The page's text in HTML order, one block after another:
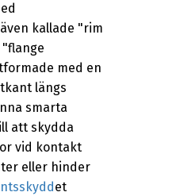
kallade "rim
med en
längs
smarta
att skydda
vid kontakt
eller hinder
et